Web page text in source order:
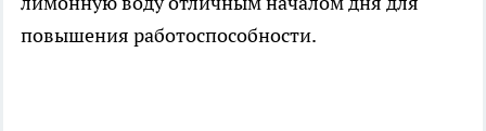
повышения работоспособности.